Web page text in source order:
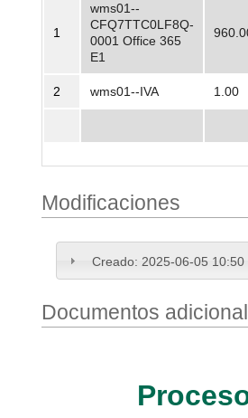
1
wms01--
CFQ7TTC0LF8Q-
0001 Office 365
E1
2 wms01--IVA 1.00
Modificaciones
Creado: 2025-06-05 10:50
Documentos